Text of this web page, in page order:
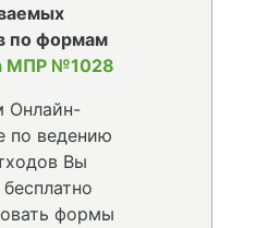
по формам
МПР №1028
Онлайн-
по ведению
Вы
формы